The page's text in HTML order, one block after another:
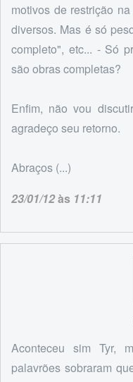
motivos de restrição
diversos. Mas é só
completo", etc... - Só
são obras completas?
Enfim, não vou
agradeço seu retorno.
Abraços (...)
23/01/12às 11:11
Aconteceu sim Tyr,
palavrões sobraram